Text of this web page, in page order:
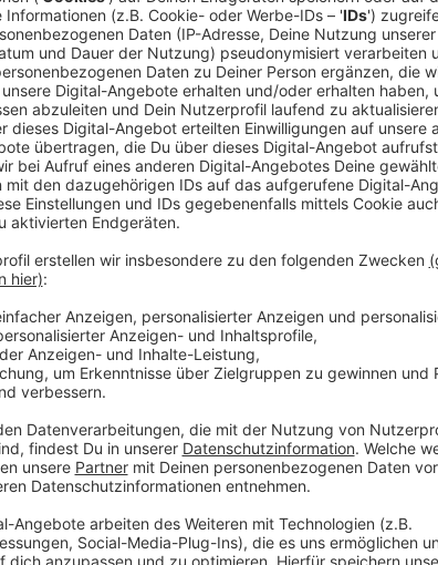
Ein Promi, keine Fragen und fünf
Anzeige
Wenn ein Popstar, Comedian, Schauspieler
auch dem besonderen Video-Interview „Fünf
sondern dem Gast einfach fünf Dinge in die
als Erstes einfällt. Keine Standardantworten,
persönliche Geschichten - das ist „Fünf für"!
Wir benötigen
den YouTube
Wir verwenden
Drittanbieters,
einzubetten. Dieser